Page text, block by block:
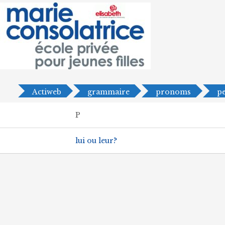
Actiweb grammaire pronoms
P
lui ou leur?